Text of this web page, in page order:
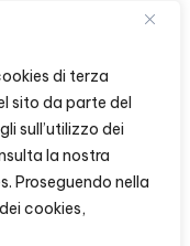
di terza
sito da parte del
sull’utilizzo dei
la nostra
Proseguendo nella
cookies,